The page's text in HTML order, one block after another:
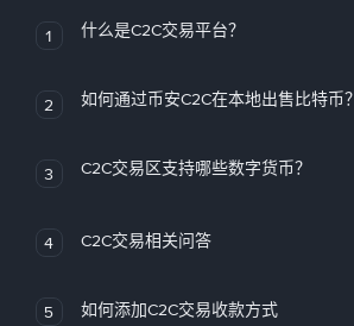
1 什么是C2C交易平台？
2 如何通过币安C2C在本地出售比特币？
3 C2C交易区支持哪些数字货币？
4 C2C交易相关问答
5 如何添加C2C交易收款方式